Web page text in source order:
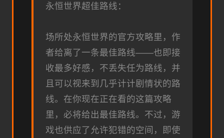
永恒世界超佳路线：
场所处永恒世界的官方攻略里，作
者给离了一条最佳路线——也即接
收最多好感，不丢失任为路线，并
且可以视来到几乎计计剧情状的路
线。在你现在正在看的这篇攻略
里，必将给出最佳路线。不过，游
戏也供应了允许犯错的空间，即使